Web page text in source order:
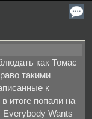
как Томас
такими
к
итоге попали на
Everybody Wants